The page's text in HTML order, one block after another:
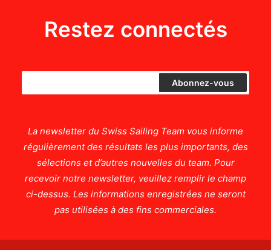
Restez connectés
La newsletter du Swiss Sailing Team vous informe
régulièrement des résultats les plus importants, des
sélections et d’autres nouvelles du team. Pour
recevoir notre newsletter, veuillez remplir le champ
ci-dessus. Les informations enregistrées ne seront
pas utilisées à des fins commerciales.